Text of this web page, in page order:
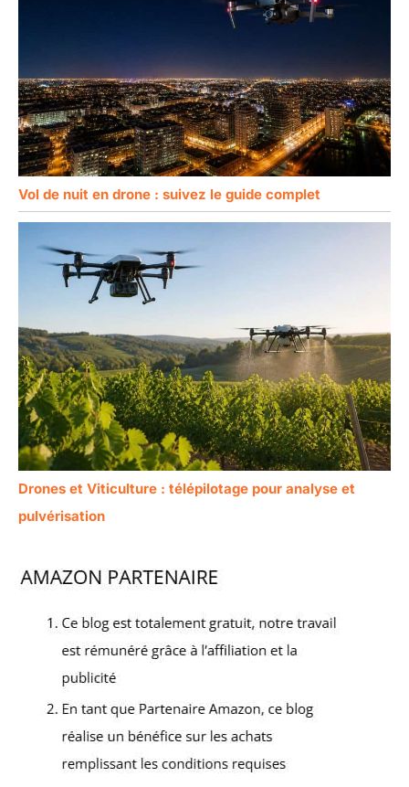
Vol de nuit en drone : suivez le guide complet
Drones et Viticulture : télépilotage pour analyse et
pulvérisation